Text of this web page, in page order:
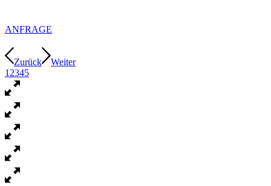
ANFRAGE
Zurück
Weiter
1 2345